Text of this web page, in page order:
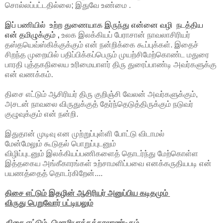
சொல்லப்பட்டதில்லை; இதுவே உண்மை .
இப் பணியில் உற்ற துணையாக இருந்து என்னை வழி நடத்திய
என் தமிழுக்கும் , உலக இலக்கியப் பேராசான் நாவலாசிரியர்
தஸ்தயெவ்ஸ்கிக்குக்கும் என் நன்றிக்கை கூப்புக்கள். இதைச்
சிறந்த முறையில் பதிப்பிக்கப்பெரும் முயற்சிமேற்கொண்ட மதுரை
பாரதி புத்தகநிலைய உரிமையாளர் திரு துரைப்பாண்டி அவர்களுக்கு
என் வணக்கம்.
திசை எட்டும் ஆசிரியர் திரு குறிஞ்சி வேலன் அவர்களுக்கும்,
அசடன் நாவலை விருதுக்குத் தேர்ந்தெடுத்திருக்கும் நடுவர்
குழுவுக்கும் என் நன்றி.
இதுதான் முடிவு என முற்றுப்புள்ளி போட்டு விடாமல்
மேன்மேலும் கூடுதல் பொறுப்புடனும்
விழிப்புடனும் இலக்கியப்பணிகளைத் தொடர்ந்து மேற்கொள்ள
இத்தகைய அங்கீகாரங்கள் உற்சாமளிப்பவை எனக்கருதியபடி என்
பயணத்தைத் தொடர்கிறேன்....
திசை எட்டும் இதழின் ஆசிரியர் அனுப்பிய கடிதமும்
விருது பெறுவோர் பட்டியலும்